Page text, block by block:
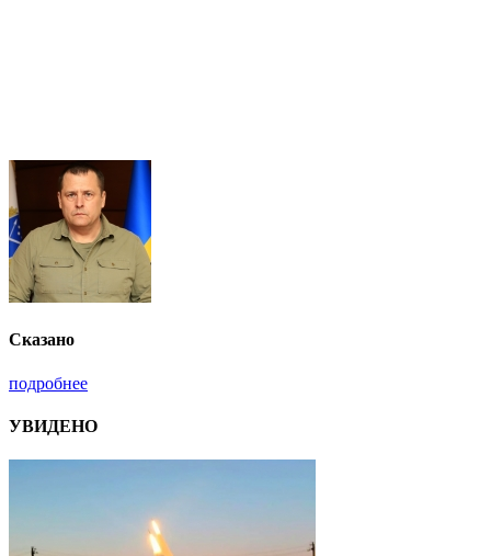
Сказано
подробнее
УВИДЕНО